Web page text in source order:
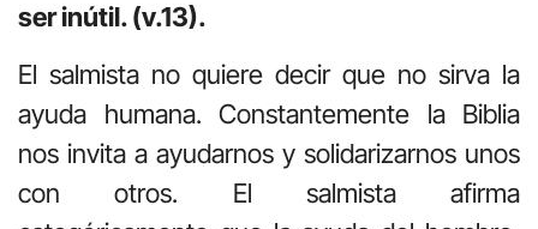
ser inútil. (v.13).
El salmista no quiere decir que no sirva la
ayuda humana. Constantemente la Biblia
nos invita a ayudarnos y solidarizarnos unos
con otros. El salmista afirma